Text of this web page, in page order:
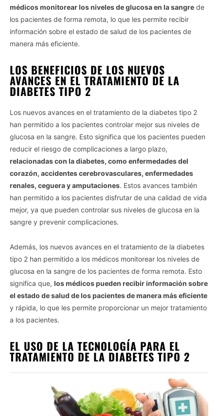
médicos monitorear los niveles de glucosa en la sangre de
los pacientes de forma remota, lo que les permite recibir
información sobre el estado de salud de los pacientes de
manera más eficiente.
LOS BENEFICIOS DE LOS NUEVOS
AVANCES EN EL TRATAMIENTO DE LA
DIABETES TIPO 2
Los nuevos avances en el tratamiento de la diabetes tipo 2
han permitido a los pacientes controlar mejor sus niveles de
glucosa en la sangre. Esto significa que los pacientes pueden
reducir el riesgo de complicaciones a largo plazo,
relacionadas con la diabetes, como enfermedades del
corazón, accidentes cerebrovasculares, enfermedades
renales, ceguera y amputaciones. Estos avances también
han permitido a los pacientes disfrutar de una calidad de vida
mejor, ya que pueden controlar sus niveles de glucosa en la
sangre y prevenir complicaciones.
Además, los nuevos avances en el tratamiento de la diabetes
tipo 2 han permitido a los médicos monitorear los niveles de
glucosa en la sangre de los pacientes de forma remota. Esto
significa que, los médicos pueden recibir información sobre
el estado de salud de los pacientes de manera más eficiente
y rápida, lo que les permite proporcionar un mejor tratamiento
a los pacientes.
EL USO DE LA TECNOLOGÍA PARA EL
TRATAMIENTO DE LA DIABETES TIPO 2